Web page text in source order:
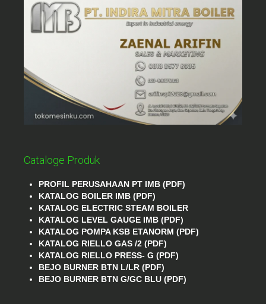
Cataloge Produk
PROFIL PERUSAHAAN PT IMB (PDF)
KATALOG BOILER IMB (PDF)
KATALOG ELECTRIC STEAM BOILER
KATALOG LEVEL GAUGE IMB (PDF)
KATALOG POMPA KSB ETANORM (PDF)
KATALOG RIELLO GAS /2 (PDF)
KATALOG RIELLO PRESS- G (PDF)
BEJO BURNER BTN L/LR (PDF)
BEJO BURNER BTN G/GC BLU (PDF)